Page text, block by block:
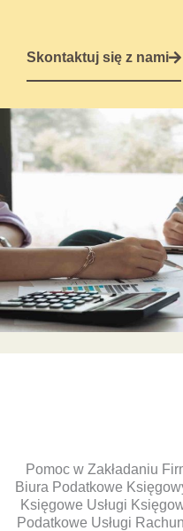
Skontaktuj się z nami
Pomoc w Zakładaniu
Biura Podatkowe
Księgowe Usługi
Podatkowe Usługi